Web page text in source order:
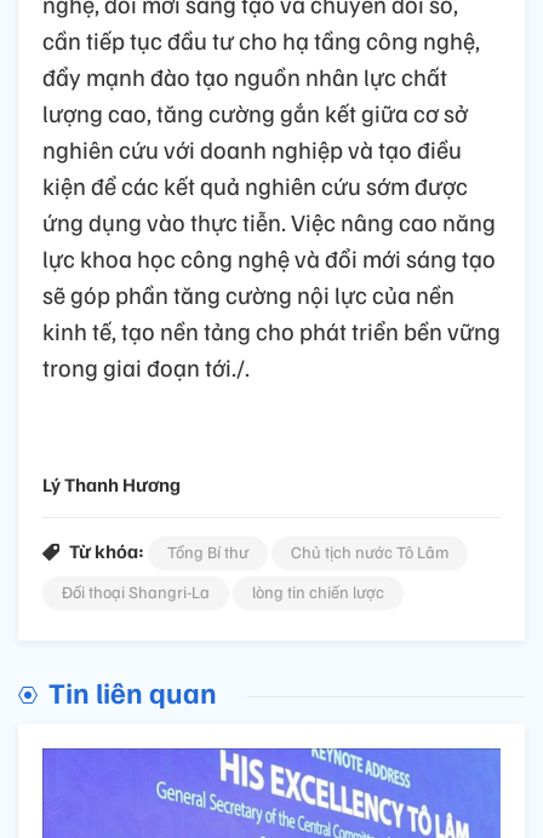
cần tiếp tục đầu tư cho hạ tầng công nghệ,
đẩy mạnh đào tạo nguồn nhân lực chất
lượng cao, tăng cường gắn kết giữa cơ sở
nghiên cứu với doanh nghiệp và tạo điều
kiện để các kết quả nghiên cứu sớm được
ứng dụng vào thực tiễn. Việc nâng cao năng
lực khoa học công nghệ và đổi mới sáng tạo
sẽ góp phần tăng cường nội lực của nền
kinh tế, tạo nền tảng cho phát triển bền vững
trong giai đoạn tới./.
Lý Thanh Hương
Từ khóa: Tổng Bí thư
Chủ tịch nước Tô Lâm
Đối thoại Shangri-La
lòng tin chiến lược
Tin liên quan